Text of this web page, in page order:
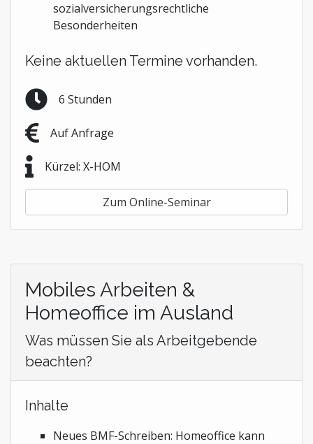
sozialversicherungsrechtliche
Besonderheiten
Keine aktuellen Termine vorhanden.
6 Stunden
Auf Anfrage
Kürzel: X-HOM
Zum Online-Seminar
Mobiles Arbeiten &
Homeoffice im Ausland
Was müssen Sie als Arbeitgebende
beachten?
Inhalte
Neues BMF-Schreiben: Homeoffice kann